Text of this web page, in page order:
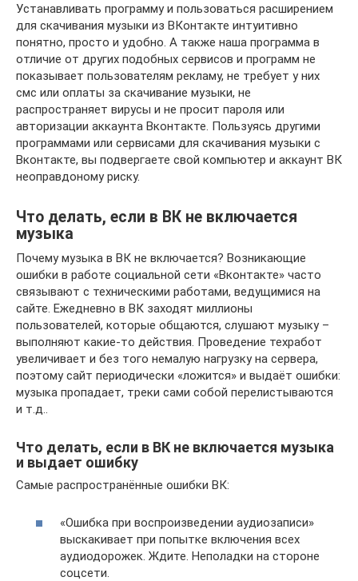
Устанавливать программу и пользоваться расширением
для скачивания музыки из ВКонтакте интуитивно
понятно, просто и удобно. А также наша программа в
отличие от других подобных сервисов и программ не
показывает пользователям рекламу, не требует у них
смс или оплаты за скачивание музыки, не
распространяет вирусы и не просит пароля или
авторизации аккаунта Вконтакте. Пользуясь другими
программами или сервисами для скачивания музыки с
Вконтакте, вы подвергаете свой компьютер и аккаунт ВК
неоправдоному риску.
Что делать, если в ВК не включается
музыка
Почему музыка в ВК не включается? Возникающие
ошибки в работе социальной сети «Вконтакте» часто
связывают с техническими работами, ведущимися на
сайте. Ежедневно в ВК заходят миллионы
пользователей, которые общаются, слушают музыку –
выполняют какие-то действия. Проведение техработ
увеличивает и без того немалую нагрузку на сервера,
поэтому сайт периодически «ложится» и выдаёт ошибки:
музыка пропадает, треки сами собой перелистываются
и т.д..
Что делать, если в ВК не включается музыка
и выдает ошибку
Самые распространённые ошибки ВК:
«Ошибка при воспроизведении аудиозаписи»
выскакивает при попытке включения всех
аудиодорожек. Ждите. Неполадки на стороне
соцсети.